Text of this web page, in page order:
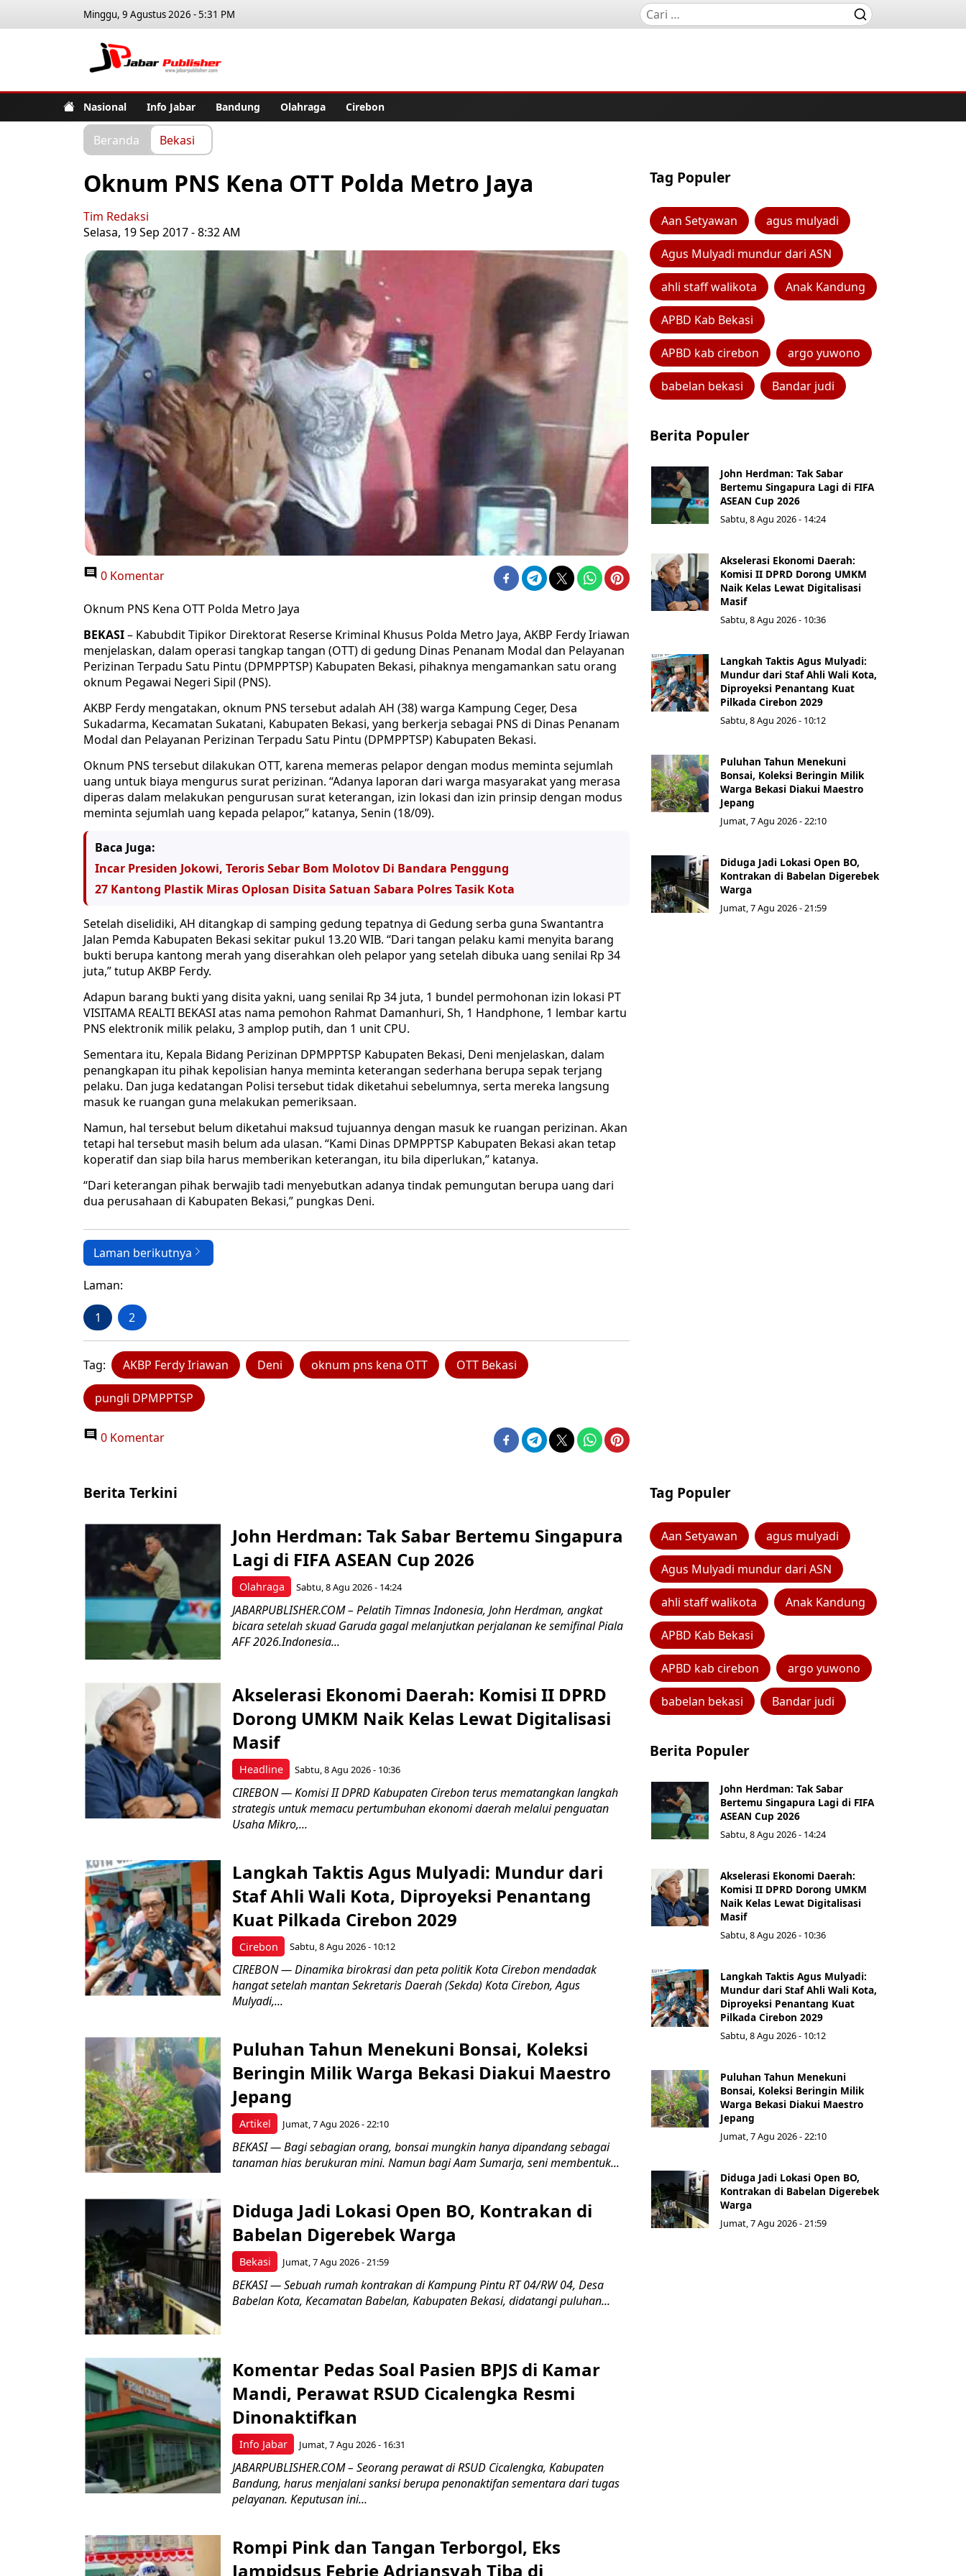
Minggu, 9 Agustus 2026 - 5:31 PM
Nasional Info Jabar Bandung Olahraga Cirebon
Beranda Bekasi
Oknum PNS Kena OTT Polda Metro Jaya
Tim Redaksi
Selasa, 19 Sep 2017 - 8:32 AM
0 Komentar
Oknum PNS Kena OTT Polda Metro Jaya
BEKASI– Kabubdit Tipikor Direktorat Reserse Kriminal Khusus Polda Metro Jaya, AKBP Ferdy Iriawan
menjelaskan, dalam operasi tangkap tangan (OTT) di gedung Dinas Penanam Modal dan Pelayanan
Perizinan Terpadu Satu Pintu (DPMPPTSP) Kabupaten Bekasi, pihaknya mengamankan satu orang
oknum Pegawai Negeri Sipil (PNS).
AKBP Ferdy mengatakan, oknum PNS tersebut adalah AH (38) warga Kampung Ceger, Desa
Sukadarma, Kecamatan Sukatani, Kabupaten Bekasi, yang berkerja sebagai PNS di Dinas Penanam
Modal dan Pelayanan Perizinan Terpadu Satu Pintu (DPMPPTSP) Kabupaten Bekasi.
Oknum PNS tersebut dilakukan OTT, karena memeras pelapor dengan modus meminta sejumlah
uang untuk biaya mengurus surat perizinan. “Adanya laporan dari warga masyarakat yang merasa
diperas dalam melakukan pengurusan surat keterangan, izin lokasi dan izin prinsip dengan modus
meminta sejumlah uang kepada pelapor,” katanya, Senin (18/09).
Baca Juga:
Incar Presiden Jokowi, Teroris Sebar Bom Molotov Di Bandara Penggung
27 Kantong Plastik Miras Oplosan Disita Satuan Sabara Polres Tasik Kota
Setelah diselidiki, AH ditangkap di samping gedung tepatnya di Gedung serba guna Swantantra
Jalan Pemda Kabupaten Bekasi sekitar pukul 13.20 WIB. “Dari tangan pelaku kami menyita barang
bukti berupa kantong merah yang diserahkan oleh pelapor yang setelah dibuka uang senilai Rp 34
juta,” tutup AKBP Ferdy.
Adapun barang bukti yang disita yakni, uang senilai Rp 34 juta, 1 bundel permohonan izin lokasi PT
VISITAMA REALTI BEKASI atas nama pemohon Rahmat Damanhuri, Sh, 1 Handphone, 1 lembar kartu
PNS elektronik milik pelaku, 3 amplop putih, dan 1 unit CPU.
Sementara itu, Kepala Bidang Perizinan DPMPPTSP Kabupaten Bekasi, Deni menjelaskan, dalam
penangkapan itu pihak kepolisian hanya meminta keterangan sederhana berupa sepak terjang
pelaku. Dan juga kedatangan Polisi tersebut tidak diketahui sebelumnya, serta mereka langsung
masuk ke ruangan guna melakukan pemeriksaan.
Namun, hal tersebut belum diketahui maksud tujuannya dengan masuk ke ruangan perizinan. Akan
tetapi hal tersebut masih belum ada ulasan. “Kami Dinas DPMPPTSP Kabupaten Bekasi akan tetap
koperatif dan siap bila harus memberikan keterangan, itu bila diperlukan,” katanya.
“Dari keterangan pihak berwajib tadi menyebutkan adanya tindak pemungutan berupa uang dari
dua perusahaan di Kabupaten Bekasi,” pungkas Deni.
Laman berikutnya
Laman:
1 2
Tag: AKBP Ferdy Iriawan Deni oknum pns kena OTT OTT Bekasi
pungli DPMPPTSP
0 Komentar
Tag Populer
Aan Setyawan agus mulyadi
Agus Mulyadi mundur dari ASN
ahli staff walikota Anak Kandung
APBD Kab Bekasi
APBD kab cirebon argo yuwono
babelan bekasi Bandar judi
Berita Populer
John Herdman: Tak Sabar
Bertemu Singapura Lagi di FIFA
ASEAN Cup 2026
Sabtu, 8 Agu 2026 - 14:24
Akselerasi Ekonomi Daerah:
Komisi II DPRD Dorong UMKM
Naik Kelas Lewat Digitalisasi
Masif
Sabtu, 8 Agu 2026 - 10:36
Langkah Taktis Agus Mulyadi:
Mundur dari Staf Ahli Wali Kota,
Diproyeksi Penantang Kuat
Pilkada Cirebon 2029
Sabtu, 8 Agu 2026 - 10:12
Puluhan Tahun Menekuni
Bonsai, Koleksi Beringin Milik
Warga Bekasi Diakui Maestro
Jepang
Jumat, 7 Agu 2026 - 22:10
Diduga Jadi Lokasi Open BO,
Kontrakan di Babelan Digerebek
Warga
Jumat, 7 Agu 2026 - 21:59
Berita Terkini
Olahraga
John Herdman: Tak Sabar Bertemu Singapura
Lagi di FIFA ASEAN Cup 2026
Sabtu, 8 Agu 2026 - 14:24
JABARPUBLISHER.COM – Pelatih Timnas Indonesia, John Herdman, angkat
bicara setelah skuad Garuda gagal melanjutkan perjalanan ke semifinal Piala
AFF 2026.Indonesia...
Headline
Akselerasi Ekonomi Daerah: Komisi II DPRD
Dorong UMKM Naik Kelas Lewat Digitalisasi
Masif
Sabtu, 8 Agu 2026 - 10:36
CIREBON — Komisi II DPRD Kabupaten Cirebon terus mematangkan langkah
strategis untuk memacu pertumbuhan ekonomi daerah melalui penguatan
Usaha Mikro,...
Cirebon
Langkah Taktis Agus Mulyadi: Mundur dari
Staf Ahli Wali Kota, Diproyeksi Penantang
Kuat Pilkada Cirebon 2029
Sabtu, 8 Agu 2026 - 10:12
CIREBON — Dinamika birokrasi dan peta politik Kota Cirebon mendadak
hangat setelah mantan Sekretaris Daerah (Sekda) Kota Cirebon, Agus
Mulyadi,...
Artikel
Puluhan Tahun Menekuni Bonsai, Koleksi
Beringin Milik Warga Bekasi Diakui Maestro
Jepang
Jumat, 7 Agu 2026 - 22:10
BEKASI — Bagi sebagian orang, bonsai mungkin hanya dipandang sebagai
tanaman hias berukuran mini. Namun bagi Aam Sumarja, seni membentuk...
Bekasi
Diduga Jadi Lokasi Open BO, Kontrakan di
Babelan Digerebek Warga
Jumat, 7 Agu 2026 - 21:59
BEKASI — Sebuah rumah kontrakan di Kampung Pintu RT 04/RW 04, Desa
Babelan Kota, Kecamatan Babelan, Kabupaten Bekasi, didatangi puluhan...
Info Jabar
Komentar Pedas Soal Pasien BPJS di Kamar
Mandi, Perawat RSUD Cicalengka Resmi
Dinonaktifkan
Jumat, 7 Agu 2026 - 16:31
JABARPUBLISHER.COM – Seorang perawat di RSUD Cicalengka, Kabupaten
Bandung, harus menjalani sanksi berupa penonaktifan sementara dari tugas
pelayanan. Keputusan ini...
Rompi Pink dan Tangan Terborgol, Eks
Jampidsus Febrie Adriansyah Tiba di
Tag Populer
Aan Setyawan agus mulyadi
Agus Mulyadi mundur dari ASN
ahli staff walikota Anak Kandung
APBD Kab Bekasi
APBD kab cirebon argo yuwono
babelan bekasi Bandar judi
Berita Populer
John Herdman: Tak Sabar
Bertemu Singapura Lagi di FIFA
ASEAN Cup 2026
Sabtu, 8 Agu 2026 - 14:24
Akselerasi Ekonomi Daerah:
Komisi II DPRD Dorong UMKM
Naik Kelas Lewat Digitalisasi
Masif
Sabtu, 8 Agu 2026 - 10:36
Langkah Taktis Agus Mulyadi:
Mundur dari Staf Ahli Wali Kota,
Diproyeksi Penantang Kuat
Pilkada Cirebon 2029
Sabtu, 8 Agu 2026 - 10:12
Puluhan Tahun Menekuni
Bonsai, Koleksi Beringin Milik
Warga Bekasi Diakui Maestro
Jepang
Jumat, 7 Agu 2026 - 22:10
Diduga Jadi Lokasi Open BO,
Kontrakan di Babelan Digerebek
Warga
Jumat, 7 Agu 2026 - 21:59